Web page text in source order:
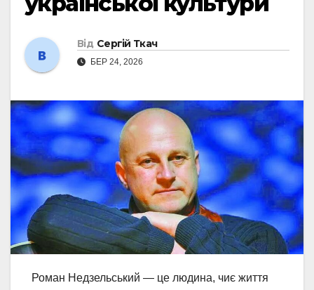
Від Сергій Ткач
БЕР 24, 2026
Роман Недзельський — це людина, чиє життя